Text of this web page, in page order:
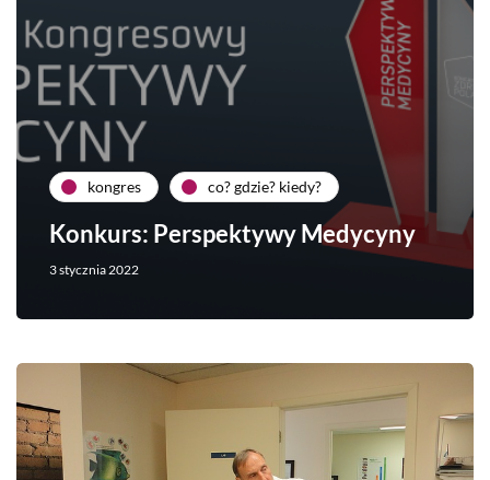
kongres co? gdzie? kiedy?
Konkurs: Perspektywy Medycyny
3 stycznia 2022